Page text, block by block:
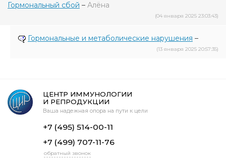
Гормональный сбой – Алёна
(04 января 2025 23:03:43)
Гормональные и метаболические нарушения –
(13 января 2025 20:57:35)
ЦЕНТР ИММУНОЛОГИИ
И РЕПРОДУКЦИИ
Ваша надежная опора на пути к цели
+7 (495) 514-00-11
+7 (499) 707-11-76
обратный звонок